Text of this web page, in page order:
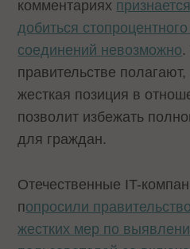
комментариях
добиться
соединений невозможно
правительстве
жесткая позиция в
позволит избежать
для граждан.
Отечественные IT-
попросили
жестких мер по